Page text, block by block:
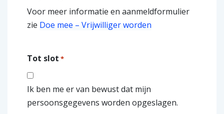
Voor meer informatie en aanmeldformulier
zie Doe mee – Vrijwilliger worden
Tot slot *
Ik ben me er van bewust dat mijn
persoonsgegevens worden opgeslagen.